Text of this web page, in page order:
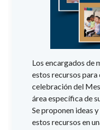
Los encargados de
estos recursos
celebración del
área específica de
Se proponen ideas
estos recursos en